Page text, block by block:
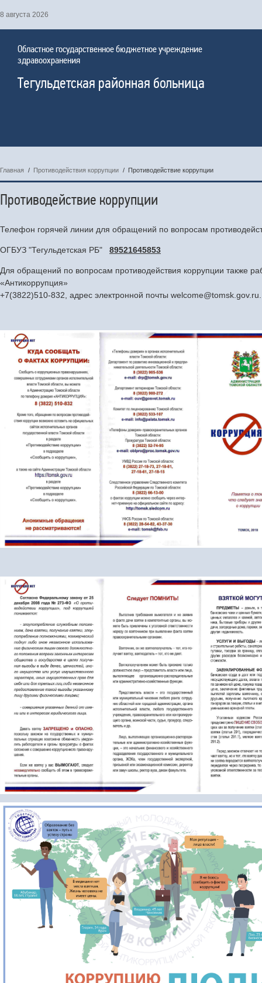
8 августа 2026
Областное государственное бюджетное учреждение
здравоохранения
Тегульдетская районная больница
Главная / Противодействия коррупции / Противодействие коррупции
Противодействие коррупции
Телефон горячей линии для обращений по вопросам
ОГБУЗ "Тегульдетская РБ" 89521645853
Для обращений по вопросам противодействия коррупции также
«Антикоррупция»
+7(3822)510-832, адрес электронной почты welcome@tomsk.gov.ru.